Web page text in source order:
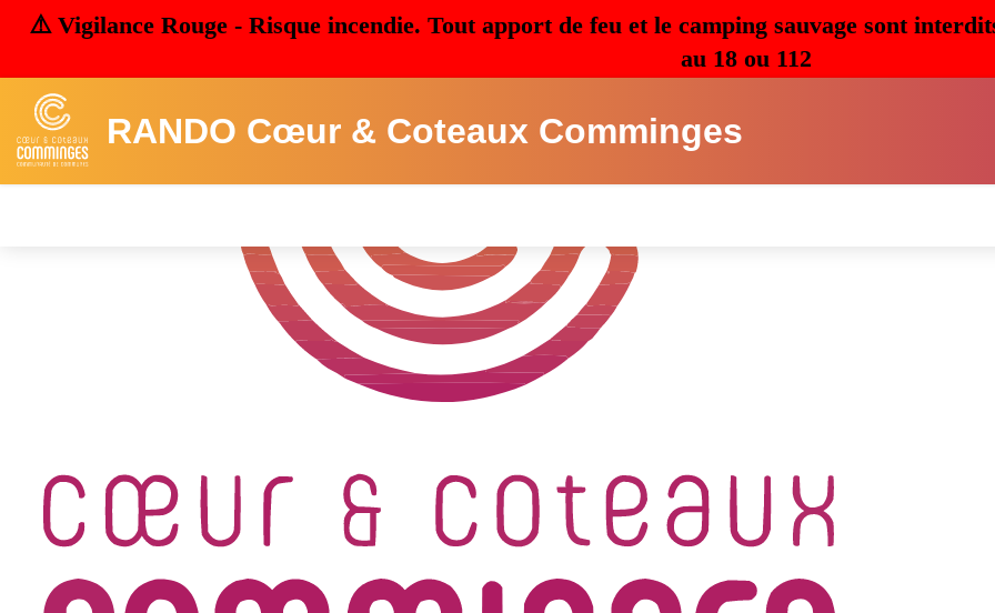
⚠️ Vigilance Rouge - Risque incendie. Tout apport de feu et le camping sauvage sont
au 18 ou 112
RANDO Cœur & Coteaux Comminges